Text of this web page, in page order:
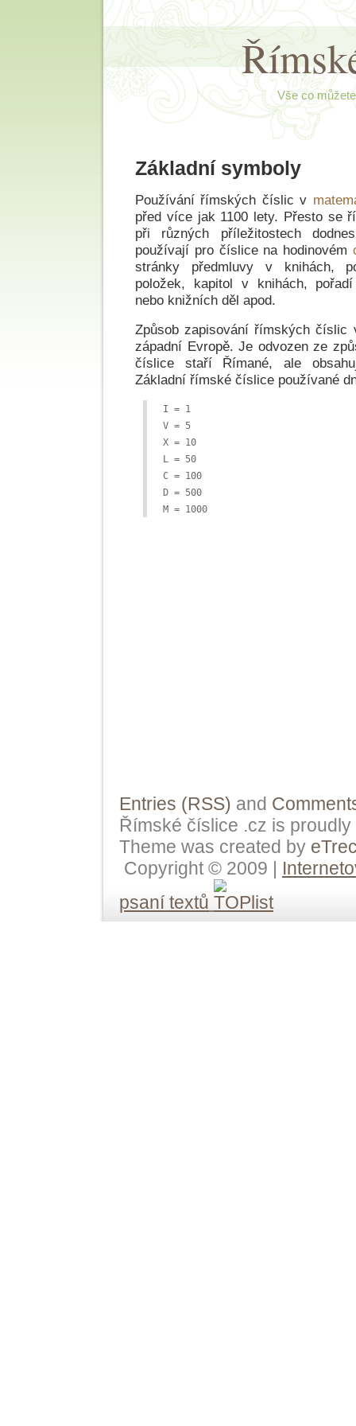
Vše co
Základní symboly
Používání římských číslic v
před více jak 1100 lety. Přesto se
při různých příležitostech
používají pro číslice na hodinovém
stránky předmluvy v knihách,
položek, kapitol v knihách,
nebo knižních děl apod.
Způsob zapisování římských číslic
západní Evropě. Je odvozen ze
číslice staří Římané, ale
Základní římské číslice používané
I = 1
V = 5
X = 10
L = 50
C = 100
D = 500
M = 1000
Entries (RSS) and
Římské číslice .cz is
Theme was created by
Copyright © 2009 |
psaní textů